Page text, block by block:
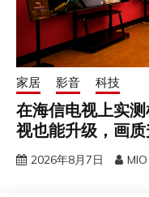
家居 影音 科技
在海信电视上实
视也能升级，画
2026年8月7日 MIO